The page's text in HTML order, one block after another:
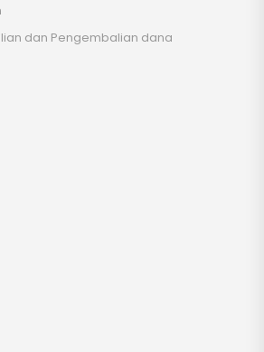
dan Pengembalian dana